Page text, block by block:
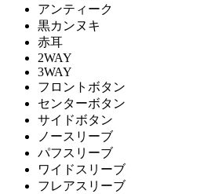
アンティーク
黒カンヌキ
赤耳
2WAY
3WAY
フロントボタン
センターボタン
サイドボタン
ノースリーブ
パフスリーブ
ワイドスリーブ
フレアスリーブ